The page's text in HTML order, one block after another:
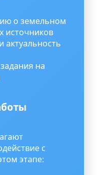
о земельном
источников
актуальность
на
с
этапе: